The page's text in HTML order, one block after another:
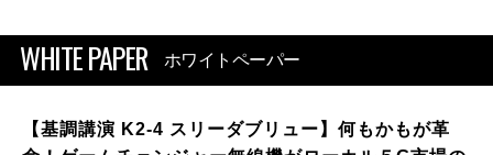
WHITE PAPER ホワイトペーパー
【基調講演 K2-4 スリーダブリュー】何もかもが革